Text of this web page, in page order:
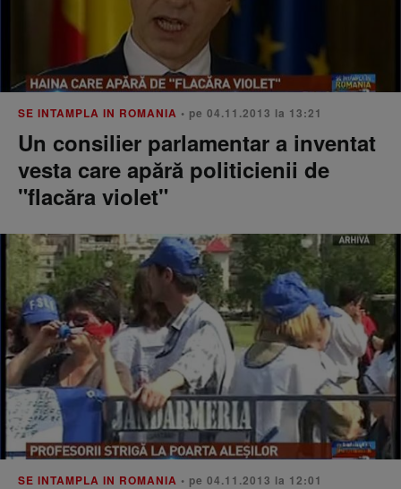
SE INTAMPLA IN ROMANIA • pe 04.11.2013 la 13:21
Un consilier parlamentar a inventat
vesta care apără politicienii de
"flacăra violet"
SE INTAMPLA IN ROMANIA • pe 04.11.2013 la 12:01